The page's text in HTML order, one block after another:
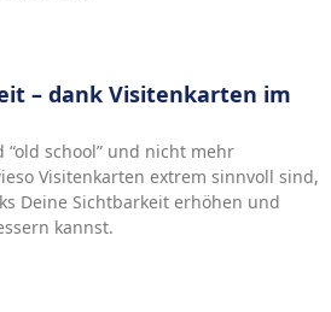
– dank Visitenkarten im
school” und nicht mehr
Visitenkarten extrem sinnvoll sind,
Deine Sichtbarkeit erhöhen und
kannst.